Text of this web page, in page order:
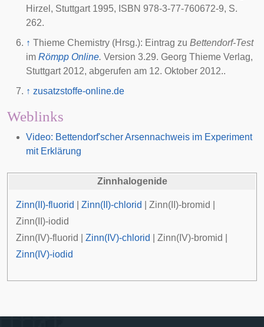
Hirzel, Stuttgart 1995, ISBN 978-3-77-760672-9, S.
262.
↑ Thieme Chemistry (Hrsg.): Eintrag zu Bettendorf-Test
im Römpp Online. Version 3.29. Georg Thieme Verlag,
Stuttgart 2012, abgerufen am 12. Oktober 2012..
↑ zusatzstoffe-online.de
Weblinks
Video: Bettendorf'scher Arsennachweis im Experiment
mit Erklärung
Zinnhalogenide
Zinn(II)-fluorid Zinn(II)-chlorid Zinn(II)-bromid
Zinn(II)-iodid
Zinn(IV)-fluorid
Zinn(IV)-chlorid Zinn(IV)-bromid
Zinn(IV)-iodid